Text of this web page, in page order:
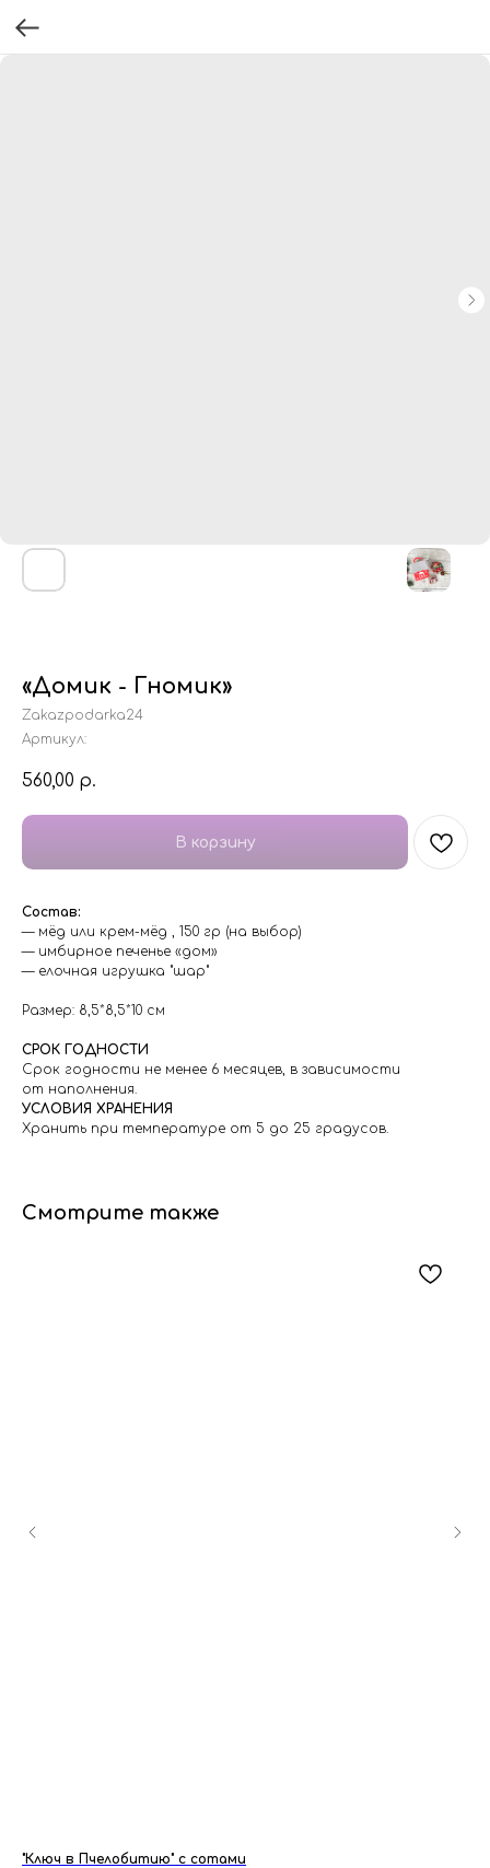
«Домик - Гномик»
Zakazpodarka24
Артикул:
560,00 р.
В корзину
Состав:
— мёд или крем-мёд , 150 гр (на выбор)
— имбирное печенье «дом»
— елочная игрушка "шар"
Размер: 8,5*8,5*10 см
СРОК ГОДНОСТИ
Срок годности не менее 6 месяцев, в зависимости
от наполнения.
УСЛОВИЯ ХРАНЕНИЯ
Хранить при температуре от 5 до 25 градусов.
Смотрите также
"Ключ в Пчелобитию" с сотами